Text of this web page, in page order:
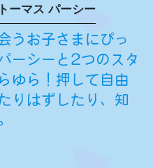
ーマス パーシー
うお子さまにぴっ
ーシーと2つのスタ
ゆら！押して自由
りはずしたり、知